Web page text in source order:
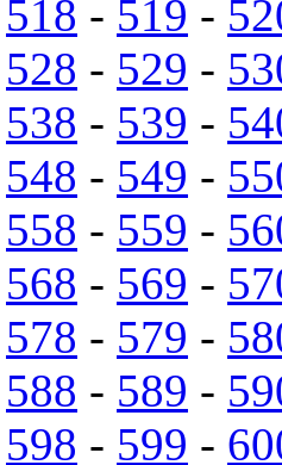
518 - 519 -
528 - 529 -
538 - 539 -
548 - 549 -
558 - 559 -
568 - 569 -
578 - 579 -
588 - 589 -
598 - 599 -